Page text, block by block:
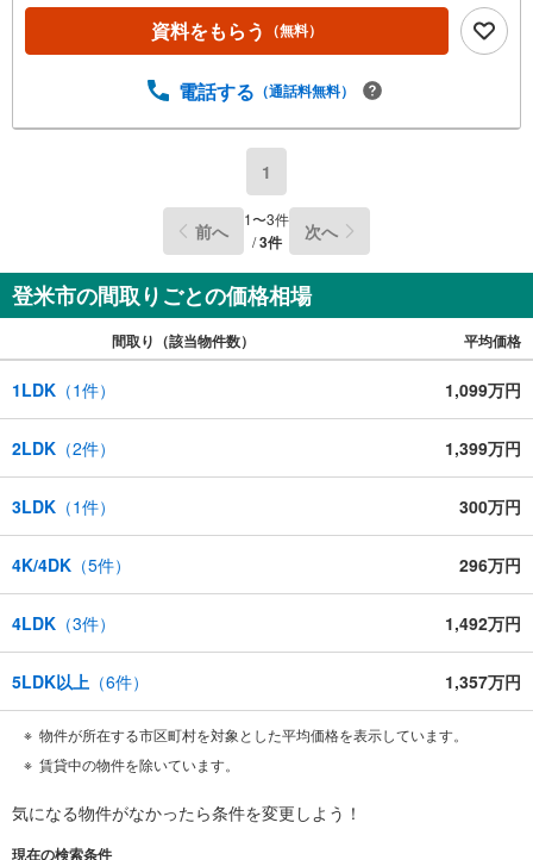
資料をもらう （無料）
電話する （通話料無料）
1
前へ 1〜3件
/3件 次へ
登米市の間取りごとの価格相場
間取り（該当物件数） 平均価格
1LDK （1件） 1,099万円
2LDK （2件） 1,399万円
3LDK （1件） 300万円
4K/4DK （5件） 296万円
4LDK （3件） 1,492万円
5LDK以上 （6件） 1,357万円
物件が所在する市区町村を対象とした平均価格を表示しています。
賃貸中の物件を除いています。
気になる物件がなかったら条件を変更しよう！
現在の検索条件